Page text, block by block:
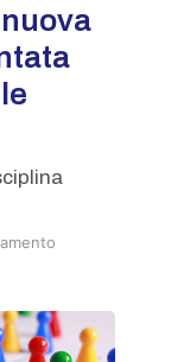
nuova